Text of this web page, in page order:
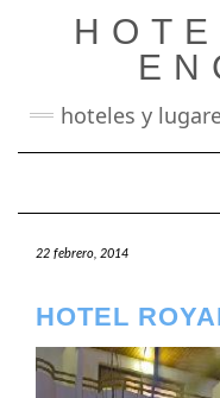
hoteles y
22 febrero, 2014
HOTEL